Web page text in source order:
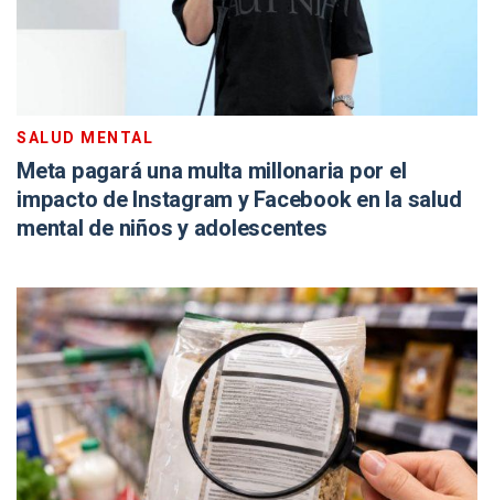
SALUD MENTAL
Meta pagará una multa millonaria por el
impacto de Instagram y Facebook en la salud
mental de niños y adolescentes